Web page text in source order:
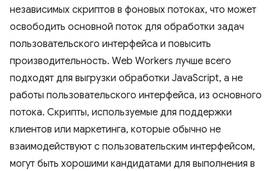
независимых скриптов в фоновых потоках, что может
освободить основной поток для обработки задач
пользовательского интерфейса и повысить
производительность. Web Workers лучше всего
подходят для выгрузки обработки JavaScript, а не
работы пользовательского интерфейса, из основного
потока. Скрипты, используемые для поддержки
клиентов или маркетинга, которые обычно не
взаимодействуют с пользовательским интерфейсом,
могут быть хорошими кандидатами для выполнения в